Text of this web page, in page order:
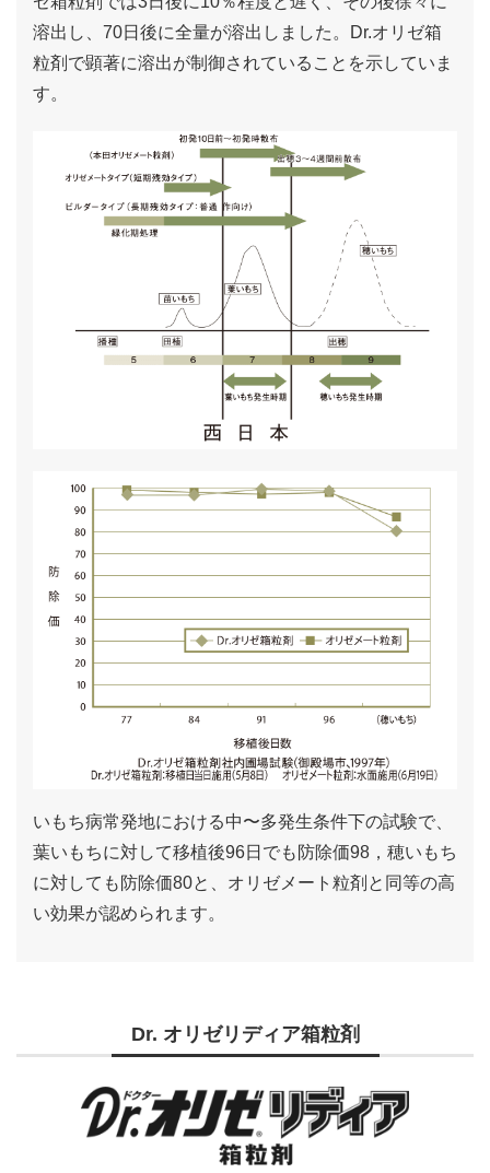
溶出し、70日後に全量が溶出しました。Dr.オリゼ箱
粒剤で顕著に溶出が制御されていることを示していま
す。
いもち病常発地における中〜多発生条件下の試験で、
葉いもちに対して移植後96日でも防除価98，穂いもち
に対しても防除価80と、オリゼメート粒剤と同等の高
い効果が認められます。
Dr. オリゼリディア箱粒剤